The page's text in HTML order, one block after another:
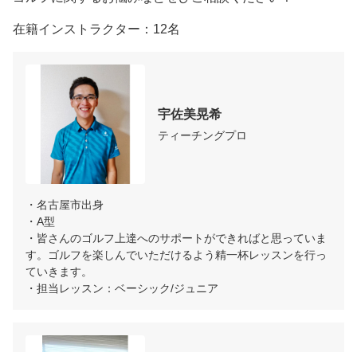
在籍インストラクター：12名
宇佐美晃希
ティーチングプロ
・名古屋市出身
・A型
・皆さんのゴルフ上達へのサポートができればと思っていま
す。ゴルフを楽しんでいただけるよう精一杯レッスンを行っ
ていきます。
・担当レッスン：ベーシック/ジュニア